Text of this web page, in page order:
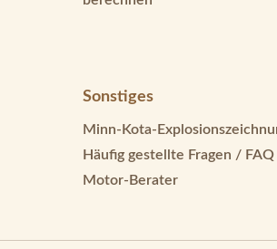
Sonstiges
Minn-Kota-
Häufig gestellte Fragen /
Motor-Berater